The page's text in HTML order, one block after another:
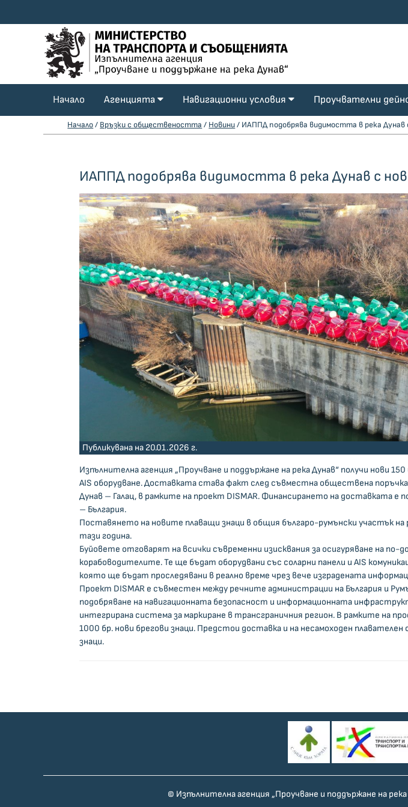
Начало Агенцията Навигационни условия Проучвателни
Начало/ Връзки с обществеността / Новини/ ИАППД подобрява видимостта в река Дунав
ИАППД подобрява видимостта в река Дунав с
Публикувана на 20.01.2026 г.
Изпълнителна агенция „Проучване и поддържане на река Дунав“ получи нови
AIS оборудване. Доставката става факт след съвместна обществена
Дунав – Галац, в рамките на проект DISMAR. Финансирането на доставката е
– България.
Поставянето на новите плаващи знаци в общия българо-румънски участък
тази година.
Буйовете отговарят на всички съвременни изисквания за осигуряване на по-
корабоводителите. Те ще бъдат оборудвани със соларни панели и AIS
която ще бъдат проследявани в реално време чрез вече изградената
Проект DISMAR e съвместен между речните администрации на България и
подобряване на навигационната безопасност и информационната
интегрирана система за маркиране в трансграничния регион. В рамките на
1000 бр. нови брегови знаци. Предстои доставка и на несамоходен
знаци.
© Изпълнителна агенция „Проучване и поддържане на река